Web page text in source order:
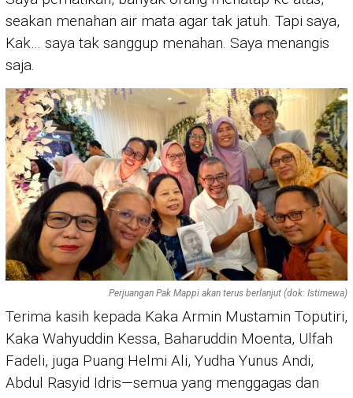
seakan menahan air mata agar tak jatuh. Tapi saya,
Kak… saya tak sanggup menahan. Saya menangis
saja.
Perjuangan Pak Mappi akan terus berlanjut (dok: Istimewa)
Terima kasih kepada Kaka Armin Mustamin Toputiri,
Kaka Wahyuddin Kessa, Baharuddin Moenta, Ulfah
Fadeli, juga Puang Helmi Ali, Yudha Yunus Andi,
Abdul Rasyid Idris—semua yang menggagas dan